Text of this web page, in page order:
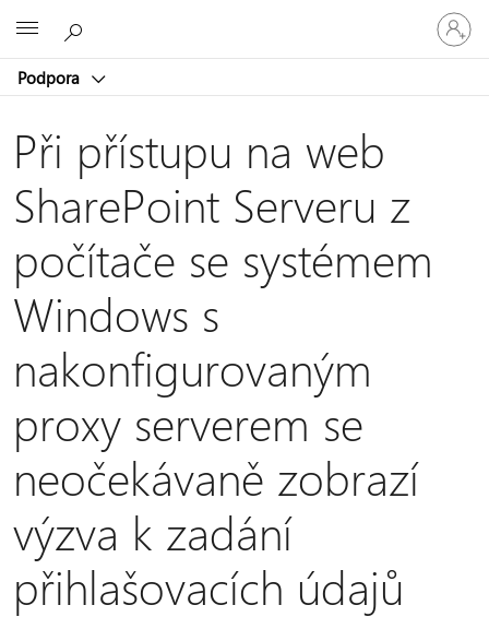
Podpora
Přihlaste
se
ke
účtu
Při přístupu na web
SharePoint Serveru z
počítače se systémem
Windows s
nakonfigurovaným
proxy serverem se
neočekávaně zobrazí
výzva k zadání
přihlašovacích údajů